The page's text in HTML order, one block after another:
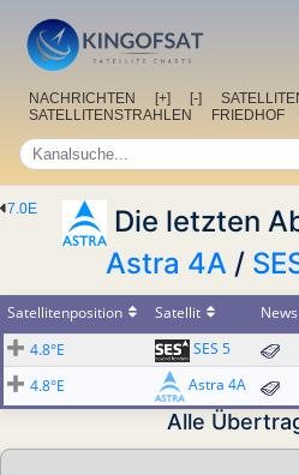
NACHRICHTEN [+] [-]
SATELLITENSTRAHLEN
FRIEDHOF
7.0E
Die letzten
Astra 4A /
Satellitenposition Satellit News
4.8°E
SES 5
4.8°E
Astra 4A
Alle